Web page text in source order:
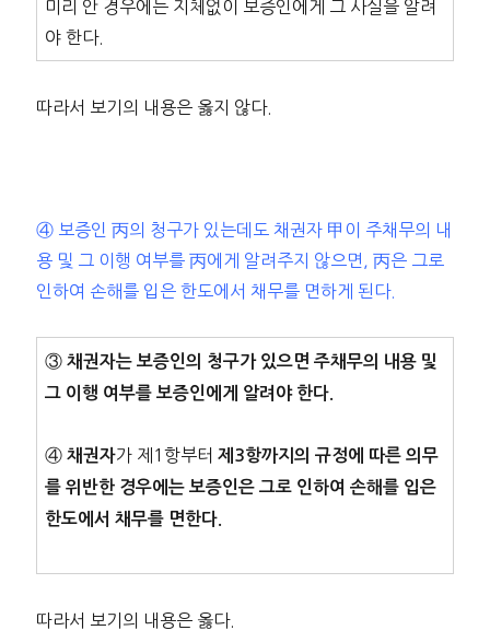
미리 안 경우에는 지체없이 보증인에게 그 사실을 알려
야 한다.
따라서 보기의 내용은 옳지 않다.
④ 보증인 丙의 청구가 있는데도 채권자 甲이 주채무의 내
용 및 그 이행 여부를 丙에게 알려주지 않으면, 丙은 그로
인하여 손해를 입은 한도에서 채무를 면하게 된다.
③ 채권자는 보증인의 청구가 있으면 주채무의 내용 및
그 이행 여부를 보증인에게 알려야 한다.
④ 채권자가 제1항부터 제3항까지의 규정에 따른 의무
를 위반한 경우에는 보증인은 그로 인하여 손해를 입은
한도에서 채무를 면한다.
따라서 보기의 내용은 옳다.